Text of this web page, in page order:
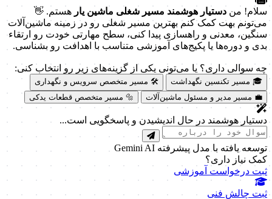
سلام! من دستیار هوشمند مسیر شغلی ماشین یار هستم. 👋
می‌تونم بهت کمک کنم بهترین مسیر شغلی رو در زمینه ماشین‌آلات
سنگین، معدنی و راهسازی پیدا کنی، سطح مهارتی خودت رو ارتقاء
بدی و دوره‌ها یا پکیج‌های آموزشی متناسب با اهدافت رو بشناسی.
چه سوالی داری؟ یا می‌تونی یکی از گزینه‌های زیر رو انتخاب کنی:
🎓 مسیر تکنسین نگهداشت
🛠️ مسیر متخصص سرویس و نگهداری
💼 مسیر مدیر و مسئول ماشین‌آلات
🔩 مسیر متخصص قطعات یدکی
دستیار هوشمند در حال اندیشیدن و پاسخگویی است...
توسعه یافته با مدل پیشرفته Gemini AI
کمک نیاز داری؟
ثبت درخواست آموزشی
ثبت چالش فنی